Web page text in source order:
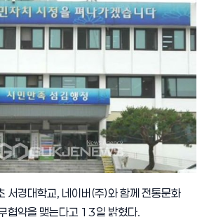
서경대학교, 네이버(주)와 함께 전통문화
협약을 맺는다고 13일 밝혔다.